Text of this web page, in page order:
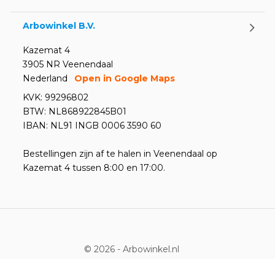
Arbowinkel B.V.
Kazemat 4
3905 NR Veenendaal
Nederland
Open in Google Maps
KVK: 99296802
BTW: NL868922845B01
IBAN: NL91 INGB 0006 3590 60
Bestellingen zijn af te halen in Veenendaal op
Kazemat 4 tussen 8:00 en 17:00.
© 2026 - Arbowinkel.nl